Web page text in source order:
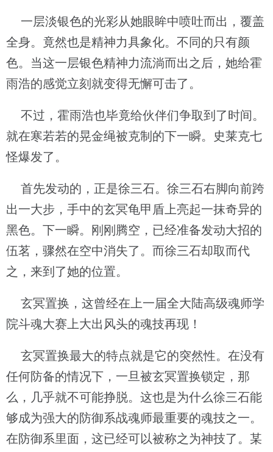
一层淡银色的光彩从她眼眸中喷吐而出，覆盖
全身。竟然也是精神力具象化。不同的只有颜
色。当这一层银色精神力流淌而出之后，她给霍
雨浩的感觉立刻就变得无懈可击了。
不过，霍雨浩也毕竟给伙伴们争取到了时间。
就在寒若若的晃金绳被克制的下一瞬。史莱克七
怪爆发了。
首先发动的，正是徐三石。徐三石右脚向前跨
出一大步，手中的玄冥龟甲盾上亮起一抹奇异的
黑色。下一瞬。刚刚腾空，已经准备发动大招的
伍茗，骤然在空中消失了。而徐三石却取而代
之，来到了她的位置。
玄冥置换，这曾经在上一届全大陆高级魂师学
院斗魂大赛上大出风头的魂技再现！
玄冥置换最大的特点就是它的突然性。在没有
任何防备的情况下，一旦被玄冥置换锁定，那
么，几乎就不可能挣脱。这也是为什么徐三石能
够成为强大的防御系战魂师最重要的魂技之一。
在防御系里面，这已经可以被称之为神技了。某